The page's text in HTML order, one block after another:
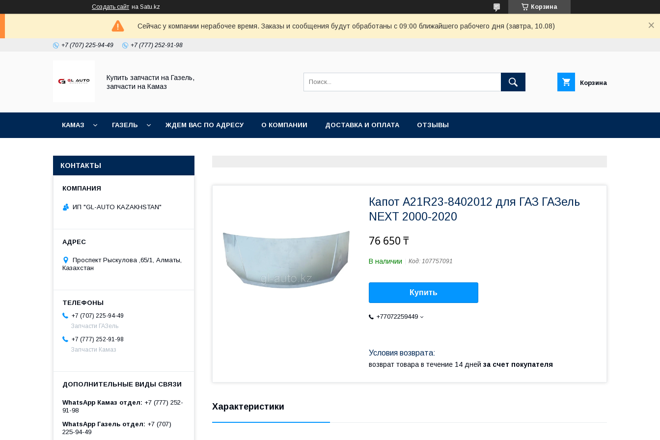
Создать сайт на Satu.kz Корзина
Сейчас у компании нерабочее время. Заказы и сообщения будут обработаны с 09:00 ближайшего рабочего дня (завтра, 10.08)
+7 (707) 225-94-49 +7 (777) 252-91-98
Купить запчасти на Газель,
запчасти на Камаз
Корзина
КАМАЗ ГАЗЕЛЬ ЖДЕМ ВАС ПО АДРЕСУ О КОМПАНИИ ДОСТАВКА И ОПЛАТА ОТЗЫВЫ
Капот A21R23-8402012 для ГАЗ ГАЗель
NEXT 2000-2020
76 650 ₸
В наличии Код: 107757091
Купить
+77072259449
возврат товара в течение 14 дней за счет покупателя
Характеристики
КОНТАКТЫ
ИП "GL-AUTO KAZAKHSTAN"
Проспект Рыскулова ,65/1, Алматы,
Казахстан
+7 (707) 225-94-49
Запчасти ГАЗель
+7 (777) 252-91-98
Запчасти Камаз
WhatsApp Камаз отдел
+7 (777) 252-
91-98
WhatsApp Газель отдел
+7 (707)
225-94-49